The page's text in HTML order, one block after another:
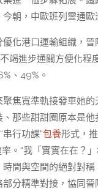
朝，中歐班列靈通
化港口運輸組織，
竭進步通關方便化
、49%。
焦寬準軌接發車她
那些甜甜圈原本是
行功課”包養形式，
。“我「實實在在？
間與空間的絕對對
分精準對接，協同晉